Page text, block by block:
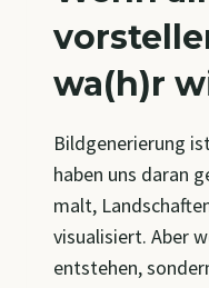
wa(h)r
Bildgenerierung
haben uns daran
malt,
visualisiert. Aber
entstehen,